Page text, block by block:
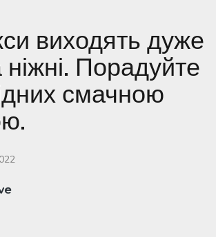
виходять дуже
ніжні. Порадуйте
смачною